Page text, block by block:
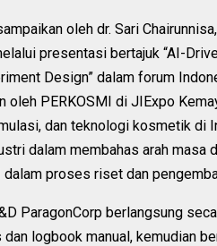
oleh dr. Sari
presentasi bertajuk “AI-
Design” dalam forum
oleh PERKOSMI di JIExpo
dan teknologi kosmetik
dalam membahas arah
dalam proses riset dan
ParagonCorp berlangsung
logbook manual, kemudian